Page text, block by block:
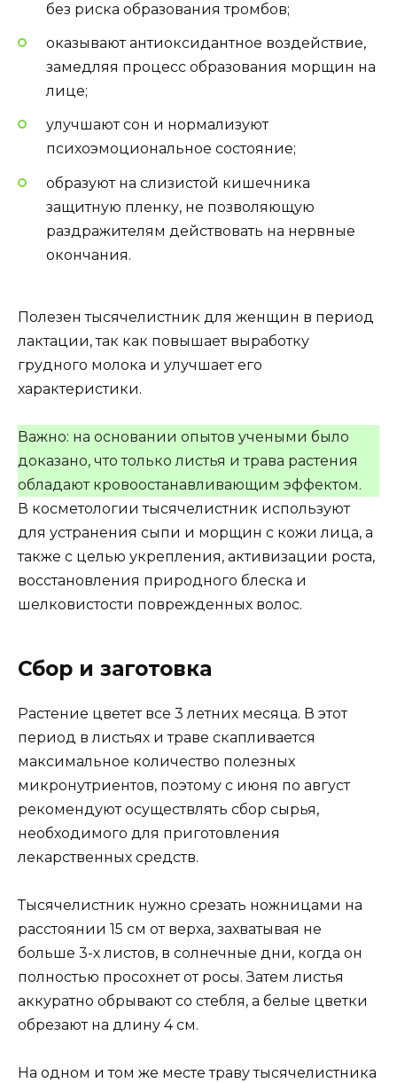
без риска образования тромбов;
оказывают антиоксидантное воздействие,
замедляя процесс образования морщин на
лице;
улучшают сон и нормализуют
психоэмоциональное состояние;
образуют на слизистой кишечника
защитную пленку, не позволяющую
раздражителям действовать на нервные
окончания.
Полезен тысячелистник для женщин в период
лактации, так как повышает выработку
грудного молока и улучшает его
характеристики.
Важно: на основании опытов учеными было
доказано, что только листья и трава растения
обладают кровоостанавливающим эффектом.
В косметологии тысячелистник используют
для устранения сыпи и морщин с кожи лица, а
также с целью укрепления, активизации роста,
восстановления природного блеска и
шелковистости поврежденных волос.
Сбор и заготовка
Растение цветет все 3 летних месяца. В этот
период в листьях и траве скапливается
максимальное количество полезных
микронутриентов, поэтому с июня по август
рекомендуют осуществлять сбор сырья,
необходимого для приготовления
лекарственных средств.
Тысячелистник нужно срезать ножницами на
расстоянии 15 см от верха, захватывая не
больше 3-х листов, в солнечные дни, когда он
полностью просохнет от росы. Затем листья
аккуратно обрывают со стебля, а белые цветки
обрезают на длину 4 см.
На одном и том же месте траву тысячелистника